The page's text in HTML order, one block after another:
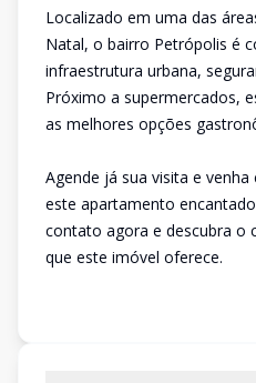
Localizado em uma das
Natal, o bairro Petrópolis é
infraestrutura urbana,
Próximo a supermercados,
as melhores opções
Agende já sua visita e
este apartamento
contato agora e descubra o
que este imóvel oferece.